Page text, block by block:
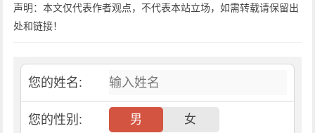
声明：本文仅代表作者观点，不代表本站立场，如需转载请保留出
处和链接！
您的姓名:
您的性别: 男 女